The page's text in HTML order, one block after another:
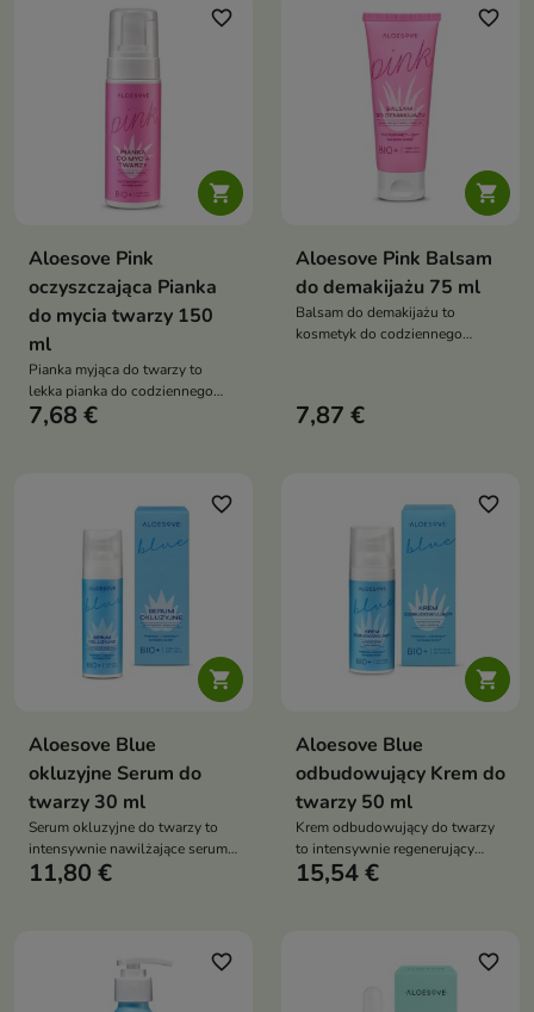
nawilżając i chroniąc skórę
przed stresem fotooksydacyjnym
miękką i promienną

favorite_border
Aloesove Pink
oczyszczająca Pianka
do mycia twarzy 150
ml
Pianka myjąca do twarzy to
lekka pianka do codziennego
oczyszczania każdego typu cery.
kompleksowi AHAG oraz
prebiotykom wspiera mikrobiom
fotooksydacyjnym
7,68 €

favorite_border
Aloesove Pink Balsam
do demakijażu 75 ml
Balsam do demakijażu to
kosmetyk do codziennego
nawilżając i chroniąc skórę
7,87 €

favorite_border
Aloesove Blue
okluzyjne Serum do
twarzy 30 ml
Serum okluzyjne do twarzy to
intensywnie nawilżające serum
przeznaczone do pielęgnacji
powierzchni skóry delikatną
warstwę ochronną, która
11,80 €

favorite_border
Aloesove Blue
odbudowujący Krem do
twarzy 50 ml
Krem odbudowujący do twarzy
to intensywnie regenerujący
krem przeznaczony do
regenerujących i prebiotyków
wspiera mikrobiom skóry,
15,54 €
favorite_border favorite_border